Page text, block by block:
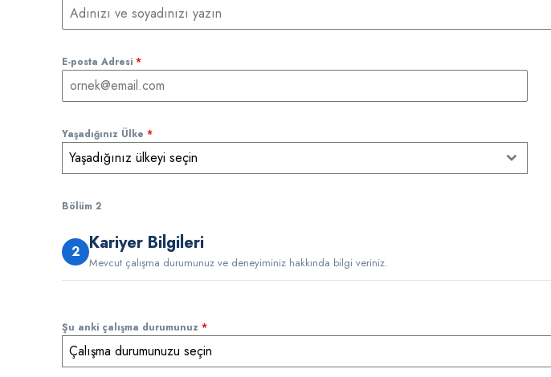
E-posta Adresi *
Yaşadığınız Ülke *
Yaşadığınız ülkeyi seçin
Bölüm 2
2 Kariyer Bilgileri
Mevcut çalışma durumunuz ve deneyiminiz hakkında bilgi veriniz.
Şu anki çalışma durumunuz *
Çalışma durumunuzu seçin